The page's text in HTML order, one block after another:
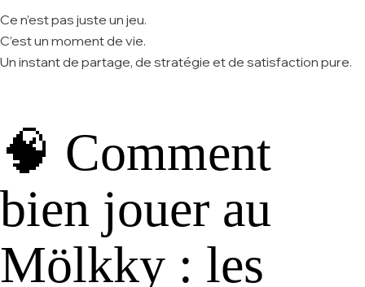
Ce n’est pas juste un jeu.
C’est un moment de vie.
Un instant de partage, de stratégie et de satisfaction pure.
🧠 Comment
bien jouer au
Mölkky : les